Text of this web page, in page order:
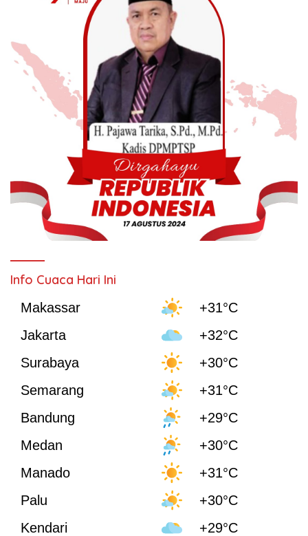
Info Cuaca Hari Ini
Makassar
+31°C
Jakarta
+32°C
Surabaya
+30°C
Semarang
+31°C
Bandung
+29°C
Medan
+30°C
Manado
+31°C
Palu
+30°C
Kendari
+29°C